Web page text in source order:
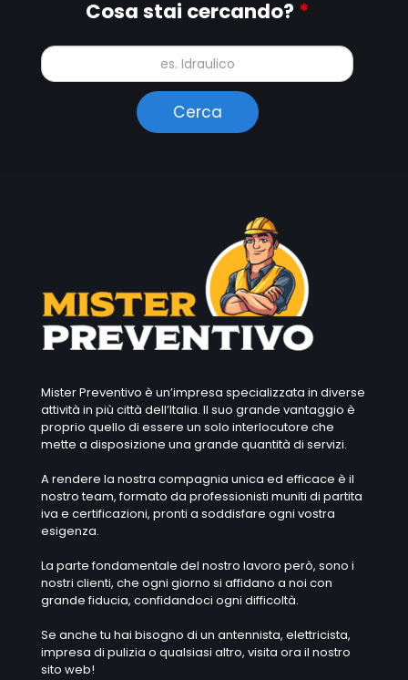
Cosa stai cercando? *
Mister Preventivo è un’impresa specializzata in diverse
attività in più città dell’Italia. Il suo grande vantaggio è
proprio quello di essere un solo interlocutore che
mette a disposizione una grande quantità di servizi.
A rendere la nostra compagnia unica ed efficace è il
nostro team, formato da professionisti muniti di partita
iva e certificazioni, pronti a soddisfare ogni vostra
esigenza.
La parte fondamentale del nostro lavoro però, sono i
nostri clienti, che ogni giorno si affidano a noi con
grande fiducia, confidandoci ogni difficoltà.
Se anche tu hai bisogno di un antennista, elettricista,
impresa di pulizia o qualsiasi altro, visita ora il nostro
sito web!